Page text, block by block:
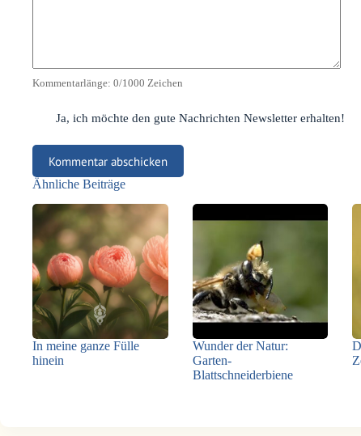
Kommentarlänge: 0/1000 Zeichen
Ja, ich möchte den gute Nachrichten Newsletter erhalten!
Kommentar abschicken
Ähnliche Beiträge
In meine ganze Fülle
hinein
Wunder der Natur:
Garten-
Blattschneiderbiene